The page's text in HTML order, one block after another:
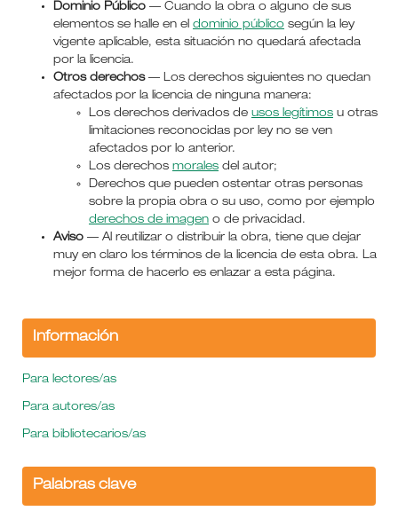
Dominio Público— Cuando la obra o alguno de sus
elementos se halle en el dominio públicosegún la ley
vigente aplicable, esta situación no quedará afectada
por la licencia.
Otros derechos— Los derechos siguientes no quedan
afectados por la licencia de ninguna manera:
Los derechos derivados de usos legítimosu otras
limitaciones reconocidas por ley no se ven
afectados por lo anterior.
Los derechos moralesdel autor;
Derechos que pueden ostentar otras personas
sobre la propia obra o su uso, como por ejemplo
derechos de imageno de privacidad.
Aviso— Al reutilizar o distribuir la obra, tiene que dejar
muy en claro los términos de la licencia de esta obra. La
mejor forma de hacerlo es enlazar a esta página.
Información
Para lectores/as
Para autores/as
Para bibliotecarios/as
Palabras clave